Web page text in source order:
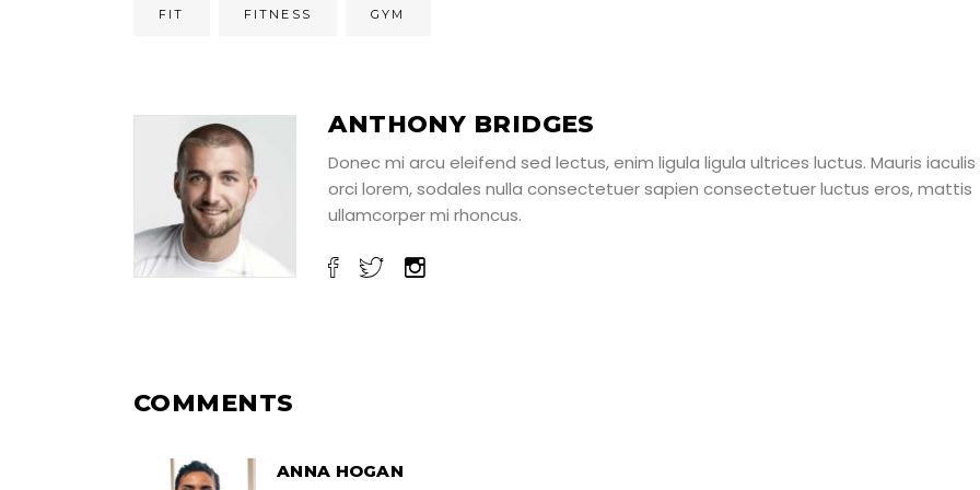
FIT FITNESS GYM
ANTHONY BRIDGES
Donec mi arcu eleifend sed lectus, enim ligula ligula ultrices luctus. Mauris
orci lorem, sodales nulla consectetuer sapien consectetuer luctus eros, mattis
ullamcorper mi rhoncus.
COMMENTS
ANNA HOGAN